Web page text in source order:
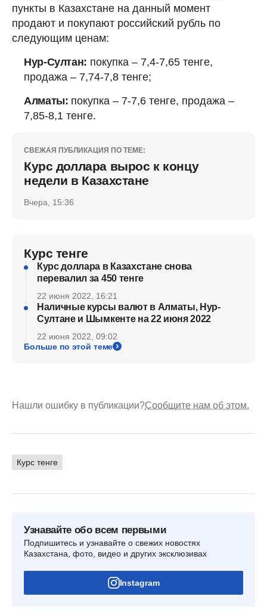
пункты в Казахстане на данный момент
продают и покупают российский рубль по
следующим ценам:
Нур-Султан: покупка – 7,4-7,65 тенге,
продажа – 7,74-7,8 тенге;
Алматы: покупка – 7-7,6 тенге, продажа –
7,85-8,1 тенге.
СВЕЖАЯ ПУБЛИКАЦИЯ ПО ТЕМЕ:
Курс доллара вырос к концу
недели в Казахстане
Вчера, 15:36
Курс тенге
Курс доллара в Казахстане снова
перевалил за 450 тенге
22 июня 2022, 16:21
Наличные курсы валют в Алматы, Нур-
Султане и Шымкенте на 22 июня 2022
22 июня 2022, 09:02
Больше по этой теме
Нашли ошибку в публикации?Сообщите нам об этом.
Курс тенге
Узнавайте обо всем первыми
Подпишитесь и узнавайте о свежих новостях
Казахстана, фото, видео и других эксклюзивах
Instagram